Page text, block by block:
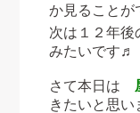
か見ることが
次は１２年後
みたいです♬
さて本日は
きたいと思い